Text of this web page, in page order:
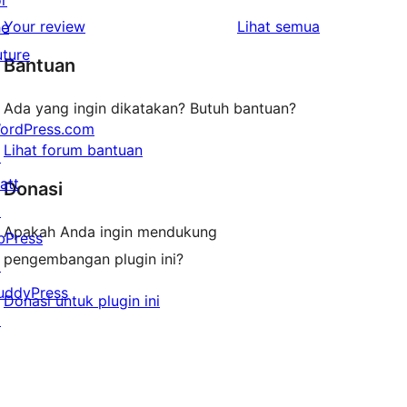
1-
bintang
Your review Lihat semua
Bantuan
Ada yang ingin dikatakan? Butuh bantuan?
Lihat forum bantuan
Donasi
Apakah Anda ingin mendukung
pengembangan plugin ini?
Donasi untuk plugin ini